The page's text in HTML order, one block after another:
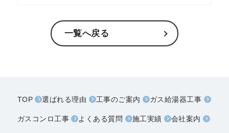
一覧へ戻る
TOP 選ばれる理由 工事のご案内 ガス給湯器工事
ガスコンロ工事 よくある質問 施工実績 会社案内